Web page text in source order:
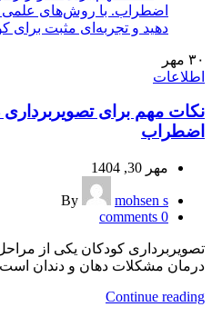
۳۰ مهر
اطلاعات
نکات مهم برای
اضطراب
مهر 30, 1404
By
mohsen s
0
comments
تصویربرداری کودکان یکی از
درمان مشکلات دهان و دندان
Continue reading